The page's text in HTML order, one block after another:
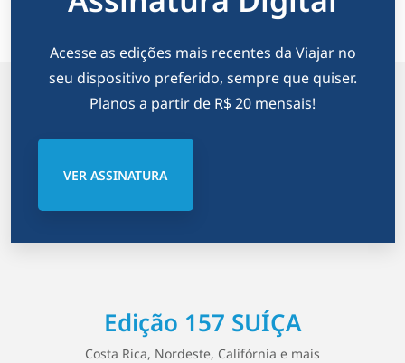
Acesse as edições mais recentes da Viajar no
seu dispositivo preferido, sempre que quiser.
Planos a partir de R$ 20 mensais!
VER ASSINATURA
Edição 157 SUÍÇA
Costa Rica, Nordeste, Califórnia e mais